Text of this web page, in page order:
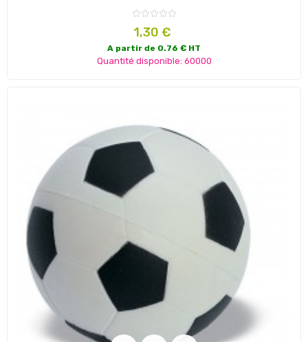
Prix
1,30 €
A partir de 0.76 € HT
Quantité disponible: 60000